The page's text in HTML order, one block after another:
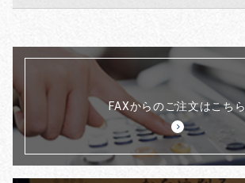
FAXからのご注文はこちら